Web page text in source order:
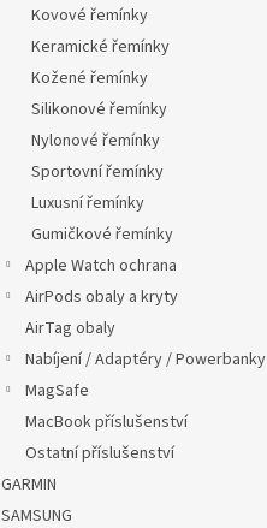
Kovové řemínky
Keramické řemínky
Kožené řemínky
Silikonové řemínky
Nylonové řemínky
Sportovní řemínky
Luxusní řemínky
Gumičkové řemínky
Apple Watch ochrana
AirPods obaly a kryty
AirTag obaly
Nabíjení / Adaptéry / Powerbanky
MagSafe
MacBook příslušenství
Ostatní příslušenství
GARMIN
SAMSUNG